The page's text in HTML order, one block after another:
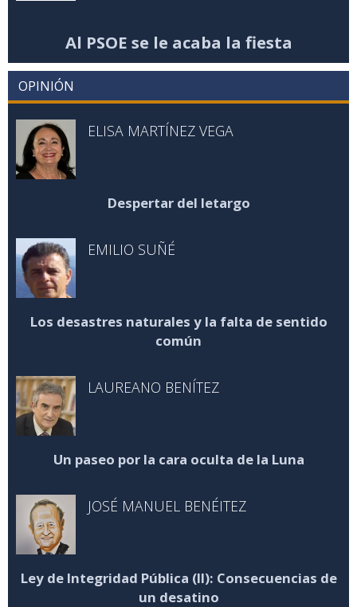
Al PSOE se le acaba la fiesta
OPINIÓN
ELISA MARTÍNEZ VEGA
Despertar del letargo
EMILIO SUÑÉ
Los desastres naturales y la falta de sentido
común
LAUREANO BENÍTEZ
Un paseo por la cara oculta de la Luna
JOSÉ MANUEL BENÉITEZ
Ley de Integridad Pública (II): Consecuencias de
un desatino